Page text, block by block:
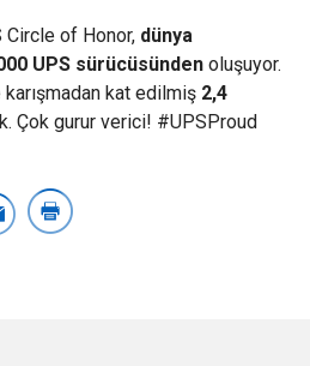
Circle of Honor, dünya
UPS sürücüsünden oluşuyor.
kat edilmiş 2,4
Çok gurur verici! #UPSProud